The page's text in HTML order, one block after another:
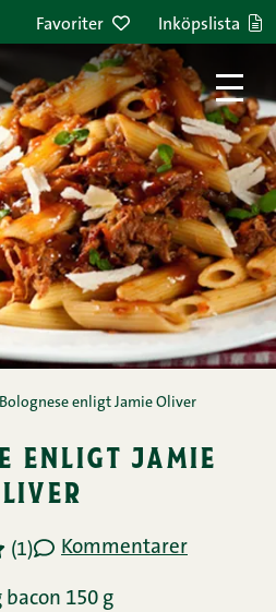
Favoriter Inköpslista
Bolognese enligt Jamie Oliver
enligt jamie
(1) Kommentarer
bacon 150 g